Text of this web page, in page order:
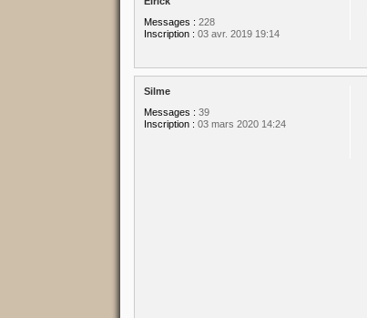
Messages : 228
Inscription : 03 avr. 2019 19:14
Silme
Messages : 39
Inscription : 03 mars 2020 14:24